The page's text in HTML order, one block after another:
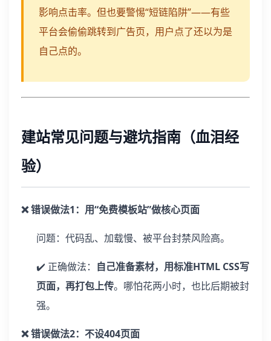
影响点击率。但也要警惕“短链陷阱”——有些
平台会偷偷跳转到广告页，用户点了还以为是
自己点的。
建站常见问题与避坑指南（血泪经
验）
❌ 错误做法1：用“免费模板站”做核心页面
问题：代码乱、加载慢、被平台封禁风险高。
✔️ 正确做法： 自己准备素材，用标准HTML CSS写
页面，再打包上传。哪怕花两小时，也比后期被封
强。
❌ 错误做法2：不设404页面